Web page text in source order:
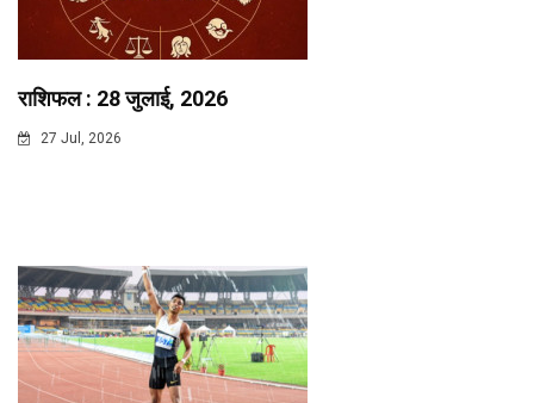
राशिफल : 28 जुलाई, 2026
27 Jul, 2026